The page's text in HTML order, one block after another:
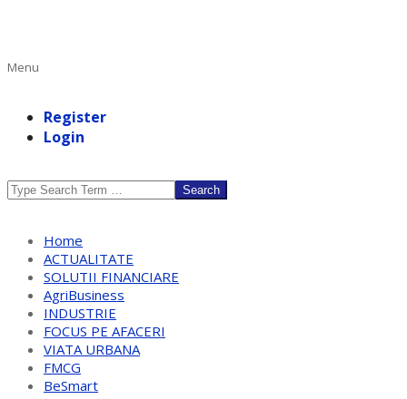
Primary
Menu
Register
Login
Search
Home
ACTUALITATE
SOLUTII FINANCIARE
AgriBusiness
INDUSTRIE
FOCUS PE AFACERI
VIATA URBANA
FMCG
BeSmart